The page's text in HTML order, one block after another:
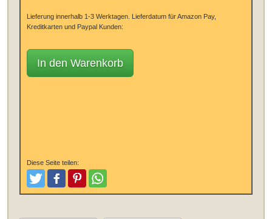
Lieferung innerhalb 1-3 Werktagen.
Lieferdatum für Amazon Pay,
Kreditkarten und Paypal Kunden:
In den Warenkorb
Diese Seite teilen:
TweetenPostenPinterestTeilen